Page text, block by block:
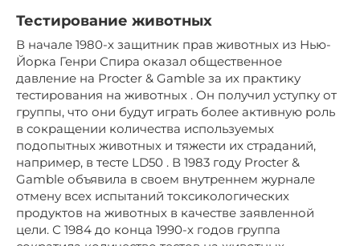
Тестирование животных
В начале 1980-х защитник прав животных из Нью-
Йорка Генри Спира оказал общественное
давление на Procter & Gamble за их практику
тестирования на животных . Он получил уступку от
группы, что они будут играть более активную роль
в сокращении количества используемых
подопытных животных и тяжести их страданий,
например, в тесте LD50 . В 1983 году Procter &
Gamble объявила в своем внутреннем журнале
отмену всех испытаний токсикологических
продуктов на животных в качестве заявленной
цели. С 1984 до конца 1990-х годов группа